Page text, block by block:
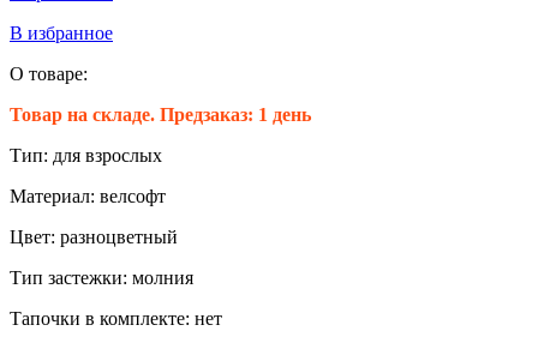
В избранное
О товаре:
Товар на складе. Предзаказ: 1 день
Тип: для взрослых
Материал: велсофт
Цвет: разноцветный
Тип застежки: молния
Тапочки в комплекте: нет